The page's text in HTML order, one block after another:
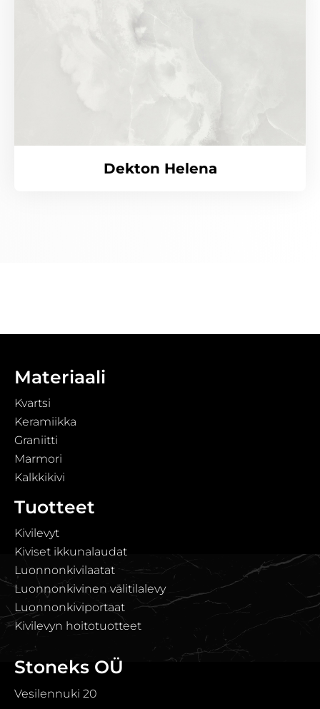
Dekton Helena
Materiaali
Kvartsi
Keramiikka
Graniitti
Marmori
Kalkkikivi
Tuotteet
Kivilevyt
Kiviset ikkunalaudat
Luonnonkivilaatat
Luonnonkivinen välitilalevy
Luonnonkiviportaat
Kivilevyn hoitotuotteet
Stoneks OÜ
Vesilennuki 20